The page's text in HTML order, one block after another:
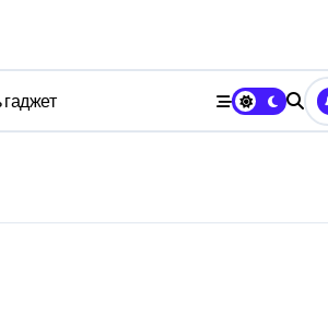
дедлайнов